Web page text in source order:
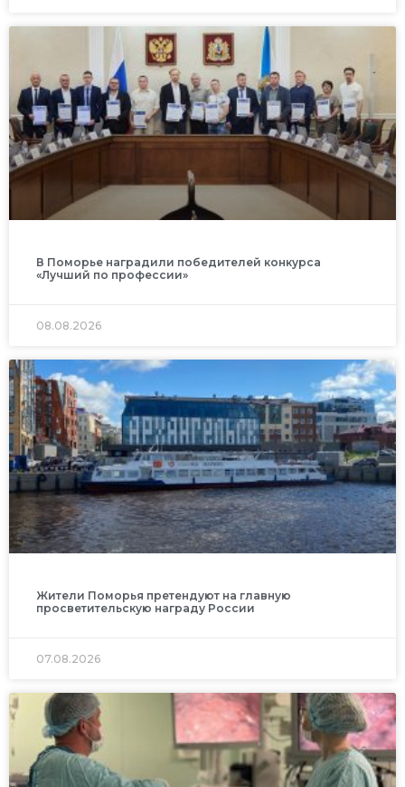
В Поморье наградили победителей конкурса
«Лучший по профессии»
08.08.2026
Жители Поморья претендуют на главную
просветительскую награду России
07.08.2026